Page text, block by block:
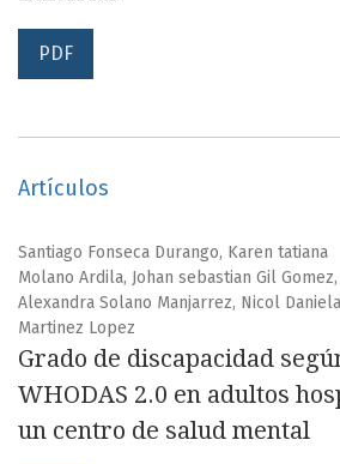
PDF
Artículos
Santiago Fonseca Durango, Karen tatiana
Molano Ardila, Johan sebastian Gil Gomez,
Alexandra Solano Manjarrez, Nicol Daniela
Martinez Lopez
Grado de discapacidad
WHODAS 2.0 en adultos
un centro de salud mental